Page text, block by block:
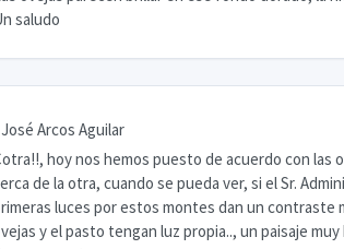
saludo
José Arcos Aguilar
hoy nos hemos puesto de acuerdo con las
de la otra, cuando se pueda ver, si el Sr.
luces por estos montes dan un contraste
y el pasto tengan luz propia.., un paisaje